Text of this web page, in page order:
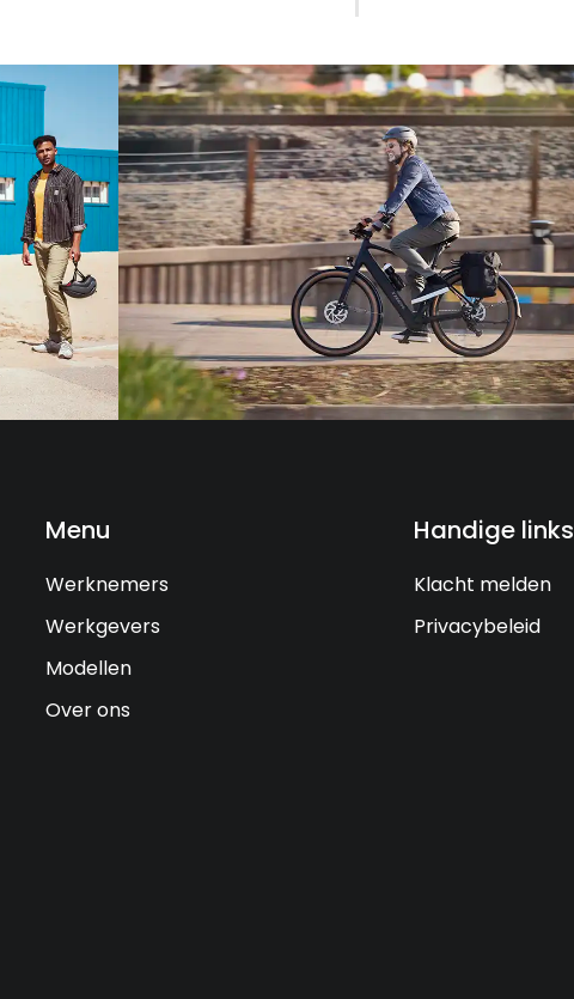
Menu
Werknemers
Werkgevers
Modellen
Over ons
Handige links
Klacht melden
Privacybeleid